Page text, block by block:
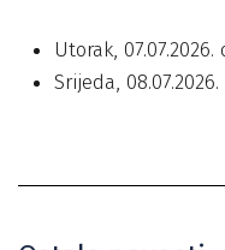
Utorak,
Srijeda,